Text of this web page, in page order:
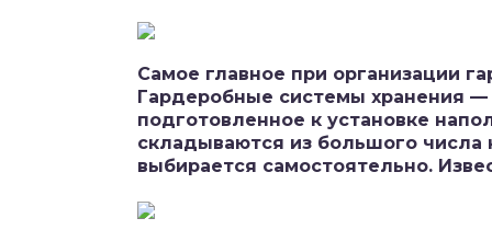
Самое главное при организации
Гардеробные системы хранения
подготовленное к установке
складываются из большого числа
выбирается самостоятельно.